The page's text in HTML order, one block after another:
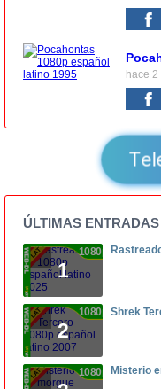
hace
ÚLTIMAS ENTRADAS
1
1080p
2
1080p Shrek
1080p Misterio